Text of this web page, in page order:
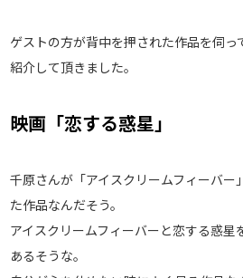
ゲストの方が背中を押された作品を伺
紹介して頂きました。
映画「恋する惑星」
千原さんが「アイスクリームフィーバー
た作品なんだそう。
アイスクリームフィーバーと恋する惑星
あるそうな。